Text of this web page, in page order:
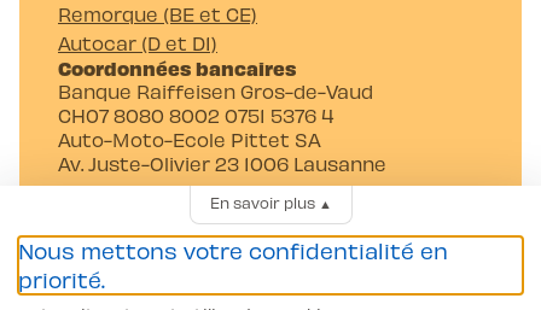
Remorque (BE et CE)
Autocar (D et D1)
Coordonnées bancaires
Banque Raiffeisen Gros-de-Vaud
CH07 8080 8002 0751 5376 4
Auto-Moto-Ecole Pittet SA
Av. Juste-Olivier 23 1006 Lausanne
En savoir plus▲
Nous mettons votre confidentialité en
priorité.